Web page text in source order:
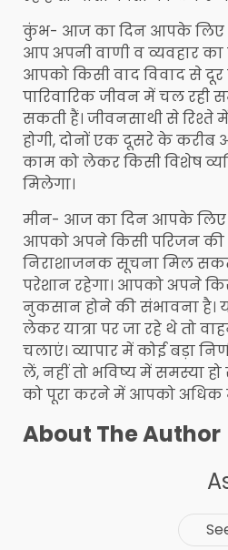
कुंभ- आज का दिन आपके लिए
आप अपनी वाणी व व्यवहार का
आपको किसी वाद विवाद से
पारिवारिक जीवन में चल रही
सकती हैं। जीवनसाथी से रिश्ते
होगी, दोनों एक दूसरे के
काम को लेकर किसी विशेष
मिलेगा।
मीन- आज का दिन आपके लिए
आपको अपने किसी परिजन
निराशाजनक सूचना मिल
परेशान रहेगा। आपको अपने
नुकसान होने की संभावना है।
लेकर यात्रा पर जा रहे थे तो
चलाएं। व्यापार में कोई बड़ा
लें, नहीं तो भविष्य में समस्या
को पूरा करने में आपको अधिक
About The Author